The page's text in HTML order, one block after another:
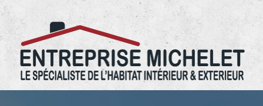
05.67.29.03.22 Entreprise Michelet